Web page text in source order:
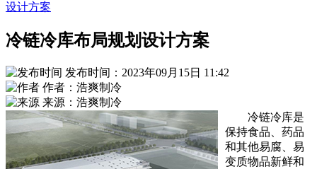
设计方案
冷链冷库布局规划设计方案
发布时间：2023年09月15日 11:42
作者：浩爽制冷
来源：浩爽制冷
冷链冷库是
保持食品、药品
和其他易腐、易
变质物品新鲜和